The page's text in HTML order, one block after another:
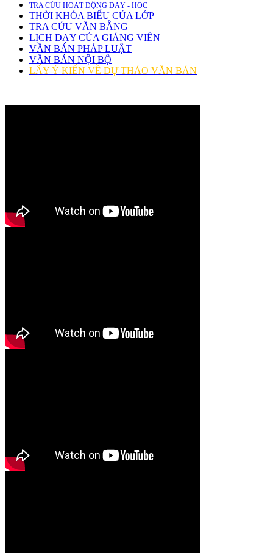
TRA CỨU HOẠT ĐỘNG DẠY - HỌC
THỜI KHÓA BIỂU CỦA LỚP
TRA CỨU VĂN BẰNG
LỊCH DẠY CỦA GIẢNG VIÊN
VĂN BẢN PHÁP LUẬT
VĂN BẢN NỘI BỘ
LẤY Ý KIẾN VỀ DỰ THẢO VĂN BẢN